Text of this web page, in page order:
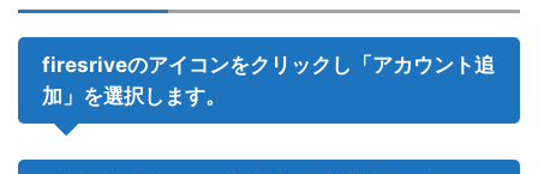
firesriveのアイコンをクリックし「アカウント追
加」を選択します。